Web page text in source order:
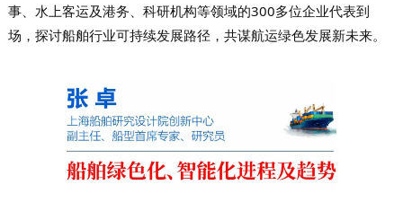
事、水上客运及港务、科研机构等领域的300多位企业代表到
场，探讨船舶行业可持续发展路径，共谋航运绿色发展新未来。